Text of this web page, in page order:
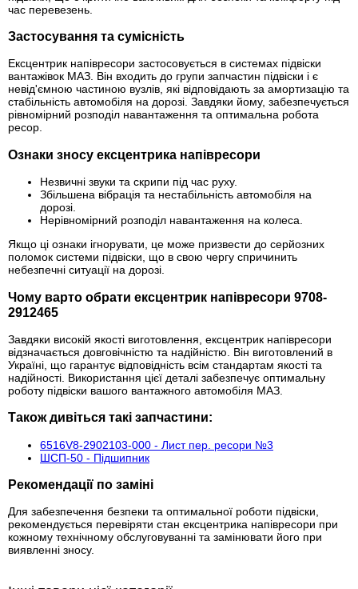
час перевезень.
Застосування та сумісність
Ексцентрик напівресори застосовується в системах підвіски
вантажівок МАЗ. Він входить до групи запчастин підвіски і є
невід'ємною частиною вузлів, які відповідають за амортизацію та
стабільність автомобіля на дорозі. Завдяки йому, забезпечується
рівномірний розподіл навантаження та оптимальна робота
ресор.
Ознаки зносу ексцентрика напівресори
Незвичні звуки та скрипи під час руху.
Збільшена вібрація та нестабільність автомобіля на
дорозі.
Нерівномірний розподіл навантаження на колеса.
Якщо ці ознаки ігнорувати, це може призвести до серйозних
поломок системи підвіски, що в свою чергу спричинить
небезпечні ситуації на дорозі.
Чому варто обрати ексцентрик напівресори 9708-
2912465
Завдяки високій якості виготовлення, ексцентрик напівресори
відзначається довговічністю та надійністю. Він виготовлений в
Україні, що гарантує відповідність всім стандартам якості та
надійності. Використання цієї деталі забезпечує оптимальну
роботу підвіски вашого вантажного автомобіля МАЗ.
Також дивіться такі запчастини:
6516V8-2902103-000 - Лист пер. ресори №3
ШСП-50 - Підшипник
Рекомендації по заміні
Для забезпечення безпеки та оптимальної роботи підвіски,
рекомендується перевіряти стан ексцентрика напівресори при
кожному технічному обслуговуванні та замінювати його при
виявленні зносу.